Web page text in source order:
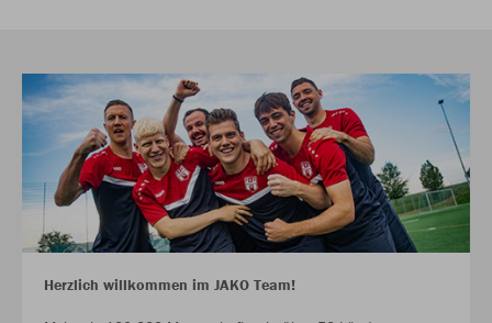
Herzlich willkommen im JAKO Team!